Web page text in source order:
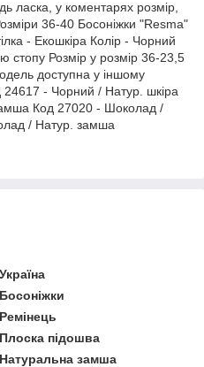
ласка, у коментарях розмір,
36-40 Босоніжки "Resma"
- Екошкіра Колір - Чорний
стопу Розмір у розмір 36-23,5
доступна у іншому
24617 - Чорний / Натур. шкіра
Код 27020 - Шоколад /
/ Натур. замша
Україна
Босоніжки
Ремінець
Плоска підошва
Натуральна замша